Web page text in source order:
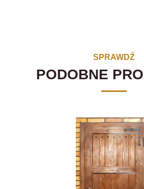
SPRAWDŹ
PODOBNE